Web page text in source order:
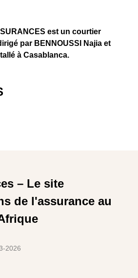
est un courtier
par BENNOUSSI Najia et
à Casablanca.
– Le site
de l'assurance au
2026